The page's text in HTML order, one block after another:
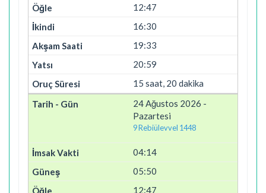
12:47
16:30
19:33
20:59
15 saat, 20 dakika
24 Ağustos 2026 -
Pazartesi
9 Rebiülevvel 1448
04:14
05:50
12:47